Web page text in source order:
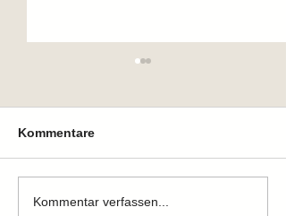
Zuhause gefunden
Kommentare
Kommentar verfassen...